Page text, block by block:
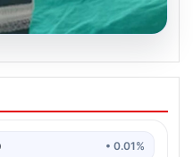
Yaşam
bir olay, bir bebeğin• 0.01%